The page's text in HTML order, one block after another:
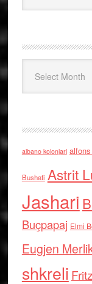
albano kolonjari
Bushati Astrit
Jashari
Buçpapaj Elmi
Eugjen
shkreli